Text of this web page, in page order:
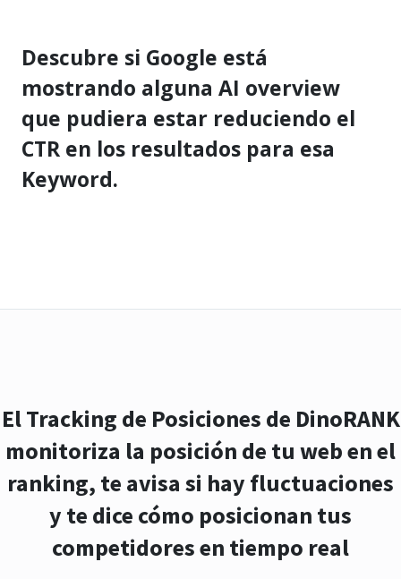
Descubre si Google está
mostrando alguna AI overview
que pudiera estar reduciendo el
CTR en los resultados para esa
Keyword.
El Tracking de Posiciones de DinoRANK
monitoriza la posición de tu web en el
ranking, te avisa si hay fluctuaciones
y te dice cómo posicionan tus
competidores en tiempo real